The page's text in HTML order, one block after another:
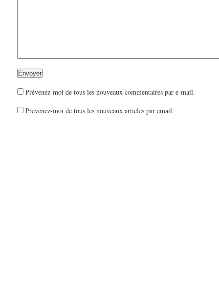
Prévenez-moi de tous les nouveaux commentaires par e-mail.
Prévenez-moi de tous les nouveaux articles par email.